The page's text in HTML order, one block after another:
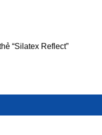
“Silatex Reflect”